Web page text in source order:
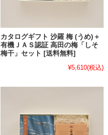
カタログギフト 沙羅 梅 (うめ)＋
有機ＪＡＳ認証 高田の梅「しそ
梅干」セット [送料無料]
¥5,610(税込)